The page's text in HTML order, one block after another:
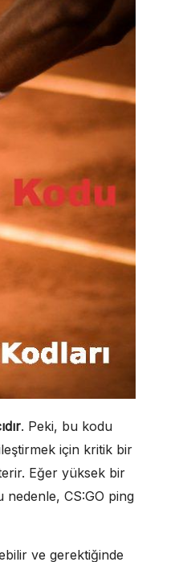
. Peki, bu kodu
için kritik bir
Eğer yüksek bir
CS:GO ping
ve gerektiğinde